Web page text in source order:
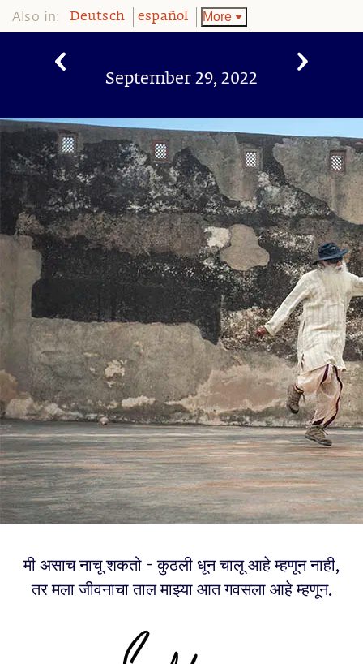
Also in: Deutsch español More
September 29, 2022
मी असाच नाचू शकतो - कुठली धून चालू आहे म्हणून नाही,
तर मला जीवनाचा ताल माझ्या आत गवसला आहे म्हणून.